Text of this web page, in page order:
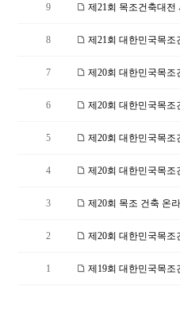
9 제21회 목조건축대전
8 제21회 대한민국목조
7 제20회 대한민국목조
6 제20회 대한민국목조
5 제20회 대한민국목조
4 제20회 대한민국목조
3 제20회 목조 건축 온
2 제20회 대한민국목조
1 제19회 대한민국목조